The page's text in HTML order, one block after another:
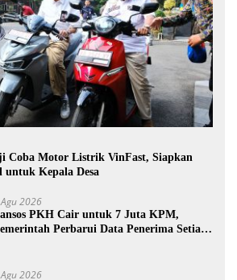
Coba Motor Listrik VinFast, Siapkan
untuk Kepala Desa
2026
PKH Cair untuk 7 Juta KPM,
Perbarui Data Penerima Setiap
2026